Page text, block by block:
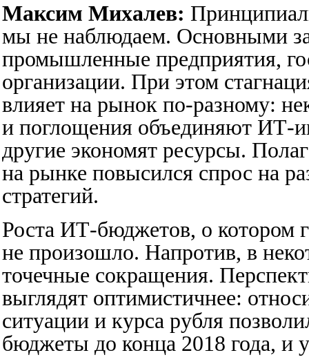
Максим Михалев:
мы не наблюдаем. Основными
промышленные предприятия,
организации. При этом
влияет на рынок по-разному:
и поглощения объединяют ИТ-
другие экономят ресурсы.
на рынке повысился спрос на
стратегий.
Роста ИТ-бюджетов, о котором
не произошло. Напротив, в
точечные сокращения.
выглядят оптимистичнее:
ситуации и курса рубля
бюджеты до конца 2018 года, и